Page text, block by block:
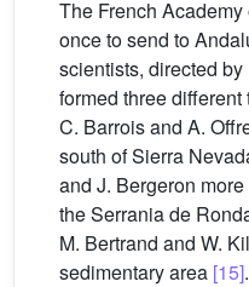
The French
once to send to
scientists, directed by
formed three
C. Barrois and A.
south of Sierra
and J. Bergeron
the Serrania de
M. Bertrand and W.
sedimentary area [15].